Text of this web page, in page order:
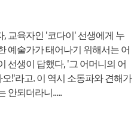
교육자인 '코다이' 선생에게 누
예술가가 태어나기 위해서는 어
선생이 답했다, '그 어머니의 어
!'라고. 이 역시 소동파와 견해가
안되더라니.....